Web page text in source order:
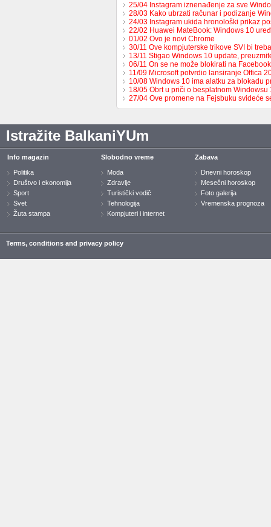
25/04 Instagram iznenađenje za sve
28/03 Kako ubrzati računar i podizanje
24/03 Instagram ukida hronološki prikaz
22/02 Huawei MateBook: Windows 10
01/02 Ovo je novi Chrome
30/11 Ove kompjuterske trikove SVI bi
13/11 Stigao Windows 10 update,
06/11 On se ne može blokirati na
11/09 Microsoft potvrdio lansiranje Offica
10/08 Windows 10 ima alatku za blokadu
18/05 Obrt u priči o besplatnom Windowsu
27/04 Ove promene na Fejsbuku svideće
Istražite BalkaniYUm
Info magazin
Politika
Društvo i ekonomija
Sport
Svet
Žuta stampa
Slobodno vreme
Moda
Zdravlje
Turistički vodič
Tehnologija
Kompjuteri i internet
Zabava
Dnevni horoskop
Mesečni horoskop
Foto galerija
Vremenska prognoza
Terms, conditions and privacy policy